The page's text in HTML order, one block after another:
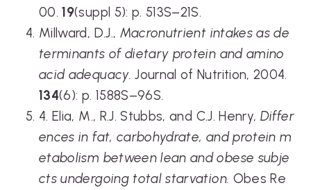
00.19(suppl 5): p. 513S–21S.
Millward, D.J., Macronutrient intakes as de
terminants of dietary protein and amino
acid adequacy.Journal of Nutrition, 2004.
134(6): p. 1588S–96S.
4. Elia, M., R.J. Stubbs, and C.J. Henry, Differ
ences in fat, carbohydrate, and protein m
etabolism between lean and obese subje
cts undergoing total starvation. Obes Re